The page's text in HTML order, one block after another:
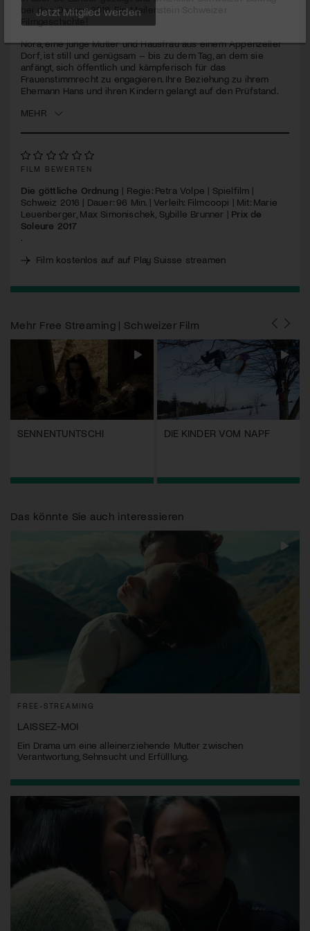
seconds
bei den Oscars 2018. Ein Meilenstein Schweizer
Filmgeschichte!
Nora, eine junge Mutter und Hausfrau aus einem Appenzeller
Dorf, ist still und genügsam – bis zu dem Tag, an dem sie
anfängt, sich öffentlich und kämpferisch für das
Frauenstimmrecht zu engagieren. Ihre Beziehung zu ihrem
Ehemann Hans und ihren Kindern gelangt auf den Prüfstand.
MEHR
FILM BEWERTEN
Die göttliche Ordnung | Regie: Petra Volpe | Spielfilm |
Schweiz 2016 | Dauer: 96 Min. | Verleih: Filmcoopi | Mit: Marie
Leuenberger, Max Simonischek, Sybille Brunner | Prix de
Soleure 2017
.
Film kostenlos auf auf Play Suisse streamen
Mehr Free Streaming | Schweizer Film
SENNENTUNTSCHI DIE KINDER VOM NAPF
Das könnte Sie auch interessieren
FREE-STREAMING
LAISSEZ-MOI
Ein Drama um eine alleinerziehende Mutter zwischen
Verantwortung, Sehnsucht und Erfülllung.